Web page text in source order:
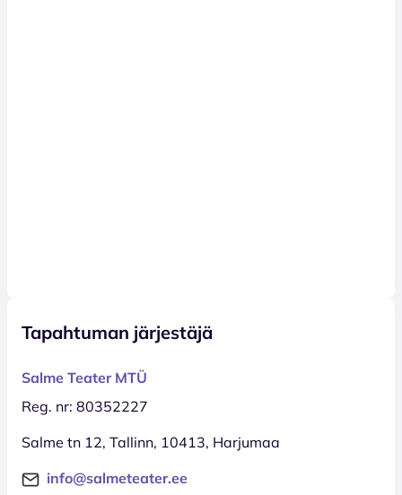
Tapahtuman järjestäjä
Salme Teater MTÜ
Reg. nr: 80352227
Salme tn 12, Tallinn, 10413, Harjumaa
info@salmeteater.ee